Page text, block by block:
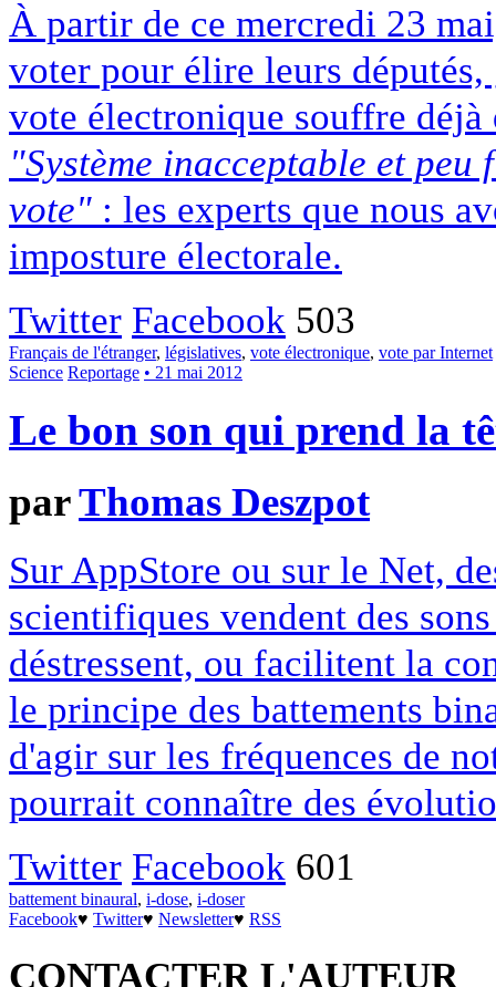
À partir de ce mercredi 23
voter pour élire leurs députés,
vote électronique souffre
"Système inacceptable et
vote" : les experts que nous
imposture électorale.
Twitter Facebook 503
Français de l'étranger, législatives, vote électronique, vote par Internet
Science Reportage • 21 mai 2012
Le bon son qui prend la
parThomas Deszpot
Sur AppStore ou sur le Net,
scientifiques vendent des
déstressent, ou facilitent la
le principe des battements
d'agir sur les fréquences de
pourrait connaître des
Twitter Facebook 601
battement binaural, i-dose, i-doser
Facebook♥ Twitter♥ Newsletter♥ RSS
CONTACTER L'AUTEUR